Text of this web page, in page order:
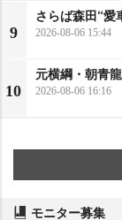
9
さらば森田“愛
2026-08-06 15:44
10
元横綱・朝青
2026-08-06 16:16
モニター募集